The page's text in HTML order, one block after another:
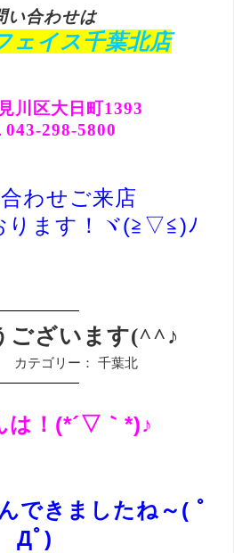
い合わせは
ェイス千葉北店
川区大日町1393
043-298-5800
わせご来店
ります！ヾ(≧▽≦)ﾉ
ございます(^^♪
カテゴリー： 千葉北
は！(*´▽｀*)♪
できましたね～( ﾟ
Дﾟ)